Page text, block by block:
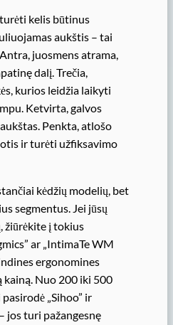
kelis būtinus
aukštis – tai
juosmens atrama,
dalį. Trečia,
kurios leidžia laikyti
Ketvirta, galvos
Penkta, atlošo
ir turėti užfiksavimo
kėdžių modelių, bet
segmentus. Jei jūsų
žiūrėkite į tokius
ar „IntimaTe WM
ergonomines
kainą. Nuo 200 iki 500
„Sihoo” ir
jos turi pažangesnę